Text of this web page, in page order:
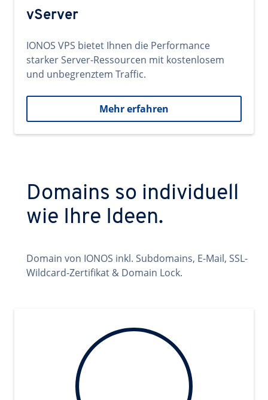
vServer
IONOS VPS bietet Ihnen die Performance
starker Server-Ressourcen mit kostenlosem
und unbegrenztem Traffic.
Mehr erfahren
Domains so individuell
wie Ihre Ideen.
Domain von IONOS inkl. Subdomains, E-Mail, SSL-
Wildcard-Zertifikat & Domain Lock.